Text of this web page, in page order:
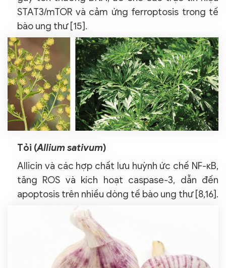
STAT3/mTOR và cảm ứng ferroptosis trong tế
bào ung thư [15].
Tỏi (Allium sativum)
Allicin và các hợp chất lưu huỳnh ức chế NF-κB,
tăng ROS và kích hoạt caspase-3, dẫn đến
apoptosis trên nhiều dòng tế bào ung thư [8,16].